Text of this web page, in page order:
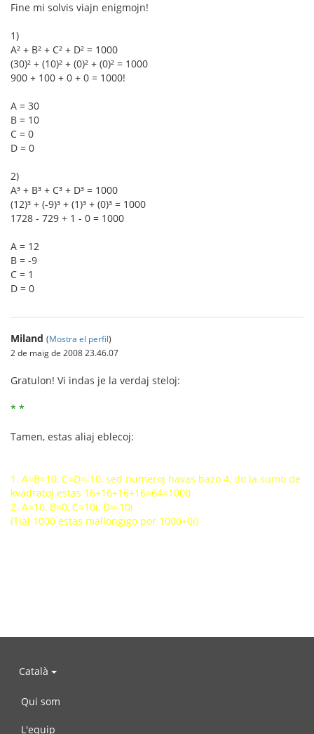
Fine mi solvis viajn enigmojn!
1)
A² + B² + C² + D² = 1000
(30)² + (10)² + (0)² + (0)² = 1000
900 + 100 + 0 + 0 = 1000!
A = 30
B = 10
C = 0
D = 0
2)
A³ + B³ + C³ + D³ = 1000
(12)³ + (-9)³ + (1)³ + (0)³ = 1000
1728 - 729 + 1 - 0 = 1000
A = 12
B = -9
C = 1
D = 0
Miland (Mostra el perfil)
2 de maig de 2008 23.46.07
Gratulon! Vi indas je la verdaj steloj:
* *
Tamen, estas aliaj eblecoj:
1. A=B=10, C=D=-10, sed numeroj havas bazo 4, do la sumo de
kvadratoj estas 16+16+16+16=64=1000
2. A=10, B=0, C=10i, D=-10i
(Tial 1000 estas mallongigo por 1000+0i)
Català
Qui som
L'equip